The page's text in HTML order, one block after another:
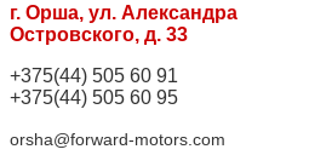
г. Орша, ул. Александра
Островского, д. 33
+375(44) 505 60 91
+375(44) 505 60 95
orsha@forward-motors.com